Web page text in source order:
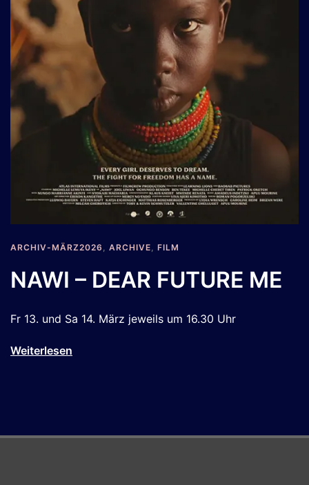
ARCHIV-MÄRZ2026 ARCHIVE FILM
NAWI – DEAR FUTURE ME
Fr 13. und Sa 14. März jeweils um 16.30 Uhr
Weiterlesen